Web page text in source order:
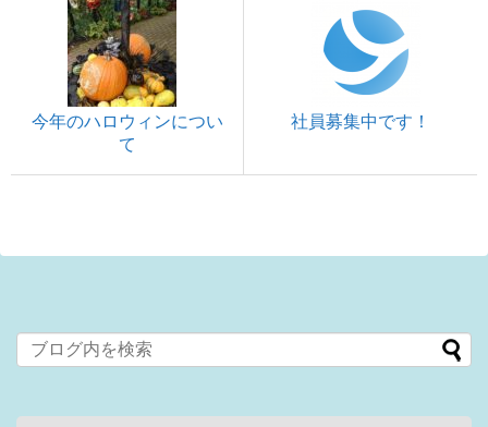
今年のハロウィンについ
て
社員募集中です！